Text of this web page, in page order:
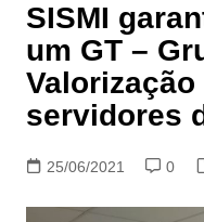
SISMI
um GT –
servidores
25/06/2021 0